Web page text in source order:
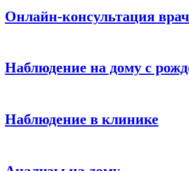
Онлайн-консультация
Наблюдение на дому с
Наблюдение в клинике